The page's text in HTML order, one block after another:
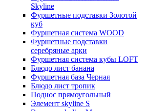
Skyline
Фуршетные подставки Золотой
куб
Фуршетная система WOOD
Фуршетные подставки
серебряные арки
Фуршетная система кубы LOFT
Блюдо лист банана
Фуршетная база Черная
Блюдо лист тропик
Поднос прямоугольный
Элемент skyline S